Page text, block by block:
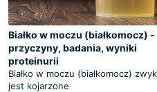
Białko w moczu (białkomocz) -
przyczyny, badania, wyniki
proteinurii
Białko w moczu (białkomocz)
jest kojarzone